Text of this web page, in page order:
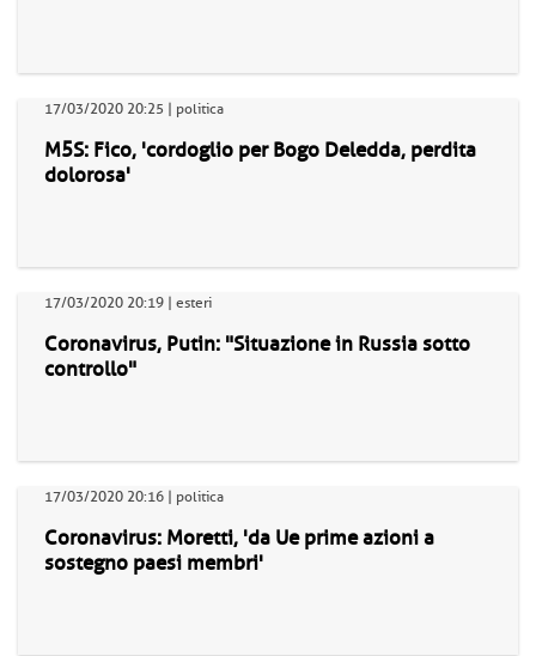
17/03/2020 20:25 | politica
M5S: Fico, 'cordoglio per Bogo Deledda, perdita
dolorosa'
17/03/2020 20:19 | esteri
Coronavirus, Putin: "Situazione in Russia sotto
controllo"
17/03/2020 20:16 | politica
Coronavirus: Moretti, 'da Ue prime azioni a
sostegno paesi membri'